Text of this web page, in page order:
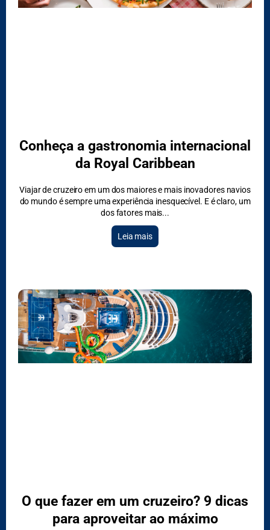
Conheça a gastronomia internacional
da Royal Caribbean
Viajar de cruzeiro em um dos maiores e mais inovadores navios
do mundo é sempre uma experiência inesquecível. E é claro, um
dos fatores mais
Leia mais
O que fazer em um cruzeiro? 9 dicas
para aproveitar ao máximo